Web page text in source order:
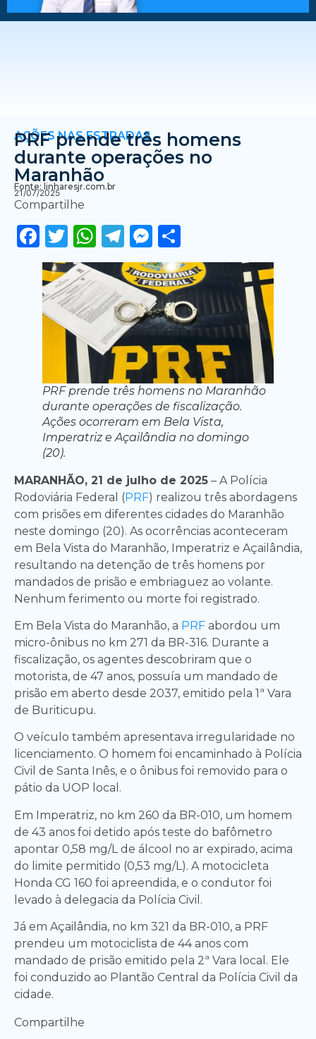
AÇÕES NAS ESTRADAS
PRF prende três homens
durante operações no
Maranhão
Fonte: linharesjr.com.br
21/07/2025
Compartilhe
Facebook
Twitter
WhatsApp
Telegram
Messenger
PRF prende três homens no Maranhão
durante operações de fiscalização.
Ações ocorreram em Bela Vista,
Imperatriz e Açailândia no domingo
(20).
MARANHÃO, 21 de julho de 2025 – A Polícia
Rodoviária Federal (PRF) realizou três abordagens
com prisões em diferentes cidades do Maranhão
neste domingo (20). As ocorrências aconteceram
em Bela Vista do Maranhão, Imperatriz e Açailândia,
resultando na detenção de três homens por
mandados de prisão e embriaguez ao volante.
Nenhum ferimento ou morte foi registrado.
Em Bela Vista do Maranhão, a PRF abordou um
micro-ônibus no km 271 da BR-316. Durante a
fiscalização, os agentes descobriram que o
motorista, de 47 anos, possuía um mandado de
prisão em aberto desde 2037, emitido pela 1ª Vara
de Buriticupu.
O veículo também apresentava irregularidade no
licenciamento. O homem foi encaminhado à Polícia
Civil de Santa Inês, e o ônibus foi removido para o
pátio da UOP local.
Em Imperatriz, no km 260 da BR-010, um homem
de 43 anos foi detido após teste do bafômetro
apontar 0,58 mg/L de álcool no ar expirado, acima
do limite permitido (0,53 mg/L). A motocicleta
Honda CG 160 foi apreendida, e o condutor foi
levado à delegacia da Polícia Civil.
Já em Açailândia, no km 321 da BR-010, a PRF
prendeu um motociclista de 44 anos com
mandado de prisão emitido pela 2ª Vara local. Ele
foi conduzido ao Plantão Central da Polícia Civil da
cidade.
Compartilhe